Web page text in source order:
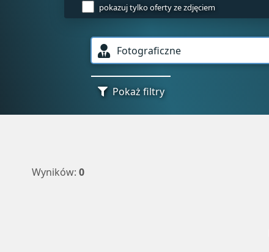
pokazuj tylko oferty ze zdjęciem
Fotograficzne
Pokaż filtry
Wyników: 0